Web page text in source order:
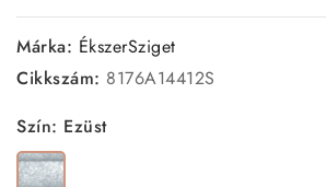
Márka: ÉkszerSziget
Cikkszám: 8176A14412S
Szín: Ezüst
Ezüst